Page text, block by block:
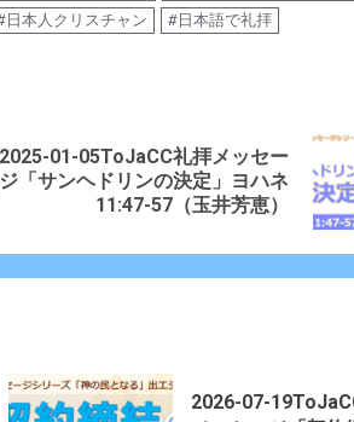
日本人クリスチャン
#日本語で礼拝
Previous
Next
2025-01-05ToJaCC礼拝メッセー
ジ「サンヘドリンの決定」ヨハネ
11:47-57（玉井芳恵）
2026-07-